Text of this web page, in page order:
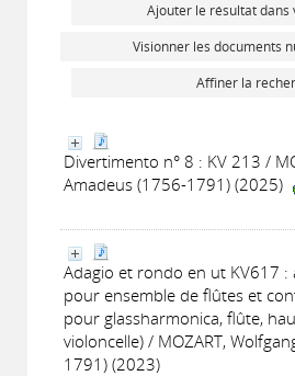
Ajouter le résultat dans
Visionner les documents
Affiner la
Divertimento n° 8 : KV 213 /
Amadeus (1756-1791) (2025)
Adagio et rondo en ut KV617 :
pour ensemble de flûtes et
pour glassharmonica, flûte,
violoncelle) / MOZART,
1791) (2023)